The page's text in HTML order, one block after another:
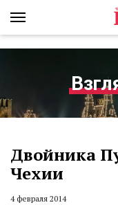
Двойника
Чехии
4 февраля 2014